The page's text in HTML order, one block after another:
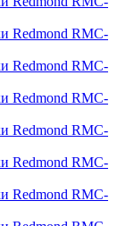
Redmond RMC-
Redmond RMC-
Redmond RMC-
Redmond RMC-
Redmond RMC-
Redmond RMC-